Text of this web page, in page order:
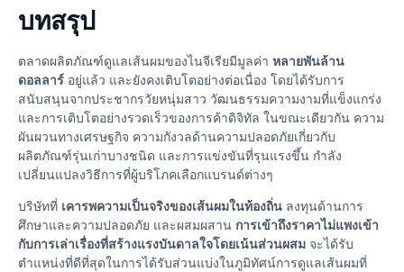
บทสรุป
ตลาดผลิตภัณฑ์ดูแลเส้นผมของไนจีเรียมีมูลค่า หลายพันล้าน
ดอลลาร์ อยู่แล้ว และยังคงเติบโตอย่างต่อเนื่อง โดยได้รับการ
สนับสนุนจากประชากรวัยหนุ่มสาว วัฒนธรรมความงามที่แข็งแกร่ง
และการเติบโตอย่างรวดเร็วของการค้าดิจิทัล ในขณะเดียวกัน ความ
ผันผวนทางเศรษฐกิจ ความกังวลด้านความปลอดภัยเกี่ยวกับ
ผลิตภัณฑ์รุ่นเก่าบางชนิด และการแข่งขันที่รุนแรงขึ้น กำลัง
เปลี่ยนแปลงวิธีการที่ผู้บริโภคเลือกแบรนด์ต่างๆ
บริษัทที่ เคารพความเป็นจริงของเส้นผมในท้องถิ่น ลงทุนด้านการ
ศึกษาและความปลอดภัย และผสมผสาน การเข้าถึงราคาไม่แพงเข้า
กับการเล่าเรื่องที่สร้างแรงบันดาลใจโดยเน้นส่วนผสม จะได้รับ
ตำแหน่งที่ดีที่สุดในการได้รับส่วนแบ่งในภูมิทัศน์การดูแลเส้นผมที่